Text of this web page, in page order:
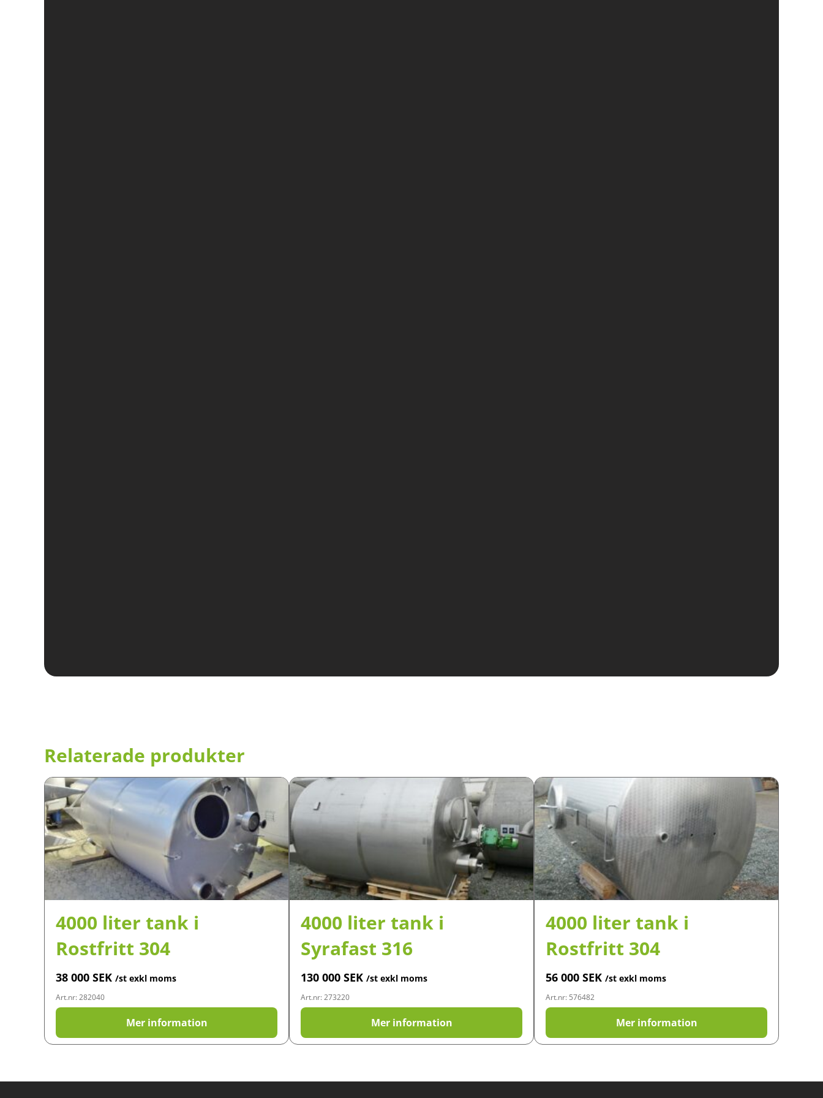
Relaterade produkter
4000 liter tank i
Rostfritt 304
38 000 SEK /st exkl moms
Art.nr: 282040
Mer information
4000 liter tank i
Syrafast 316
130 000 SEK /st exkl moms
Art.nr: 273220
Mer information
4000 liter tank i
Rostfritt 304
56 000 SEK /st exkl moms
Art.nr: 576482
Mer information